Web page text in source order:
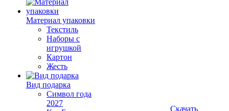
Материал упаковки
Текстиль
Наборы с
игрушкой
Картон
Жесть
Вид подарка
Символ года
2027
Скачать